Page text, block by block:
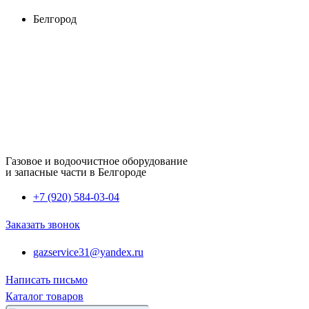
ПерейтиБелгород
Газовое и водоочистное оборудование
и запасные части в Белгороде
+7 (920) 584-03-04
Заказать звонок
gazservice31@yandex.ru
Написать письмо
Каталог товаров